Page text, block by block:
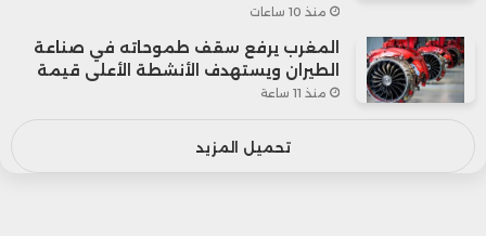
منذ 10 ساعات
المغرب يرفع سقف طموحاته في صناعة
الطيران ويستهدف الأنشطة الأعلى قيمة
منذ 11 ساعة
تحميل المزيد